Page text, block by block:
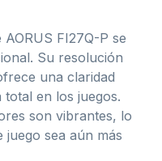
FI27Q-P se
Su resolución
una claridad
en los juegos.
son vibrantes, lo
juego sea aún más